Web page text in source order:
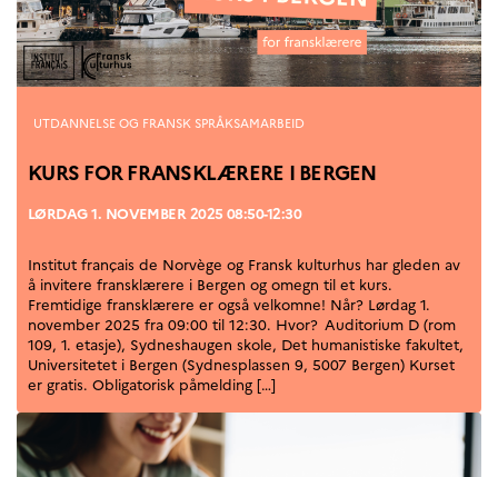
UTDANNING OG
FRANSK SPRÅK
Lære fransk i
Frankrike
Fremming av fransk
Frankofoni
Språksertifisering
Skole- og
utdanningssamarbeid
Videregående i Frankrike
Språkassistenter
Samarbeidspartnere
Kurs for fransklærere
Kurs og seminarer
Pedagogiske ressurser
Kategorier
UTDANNELSE OG FRANSK SPRÅKSAMARBEID
KURS FOR FRANSKLÆRERE I BERGEN
LØRDAG 1. NOVEMBER 2025 08:50-12:30
Institut français de Norvège og Fransk kulturhus har gleden av
å invitere fransklærere i Bergen og omegn til et kurs.
Fremtidige fransklærere er også velkomne! Når? Lørdag 1.
november 2025 fra 09:00 til 12:30. Hvor? Auditorium D (rom
109, 1. etasje), Sydneshaugen skole, Det humanistiske fakultet,
Universitetet i Bergen (Sydnesplassen 9, 5007 Bergen) Kurset
er gratis. Obligatorisk påmelding […]